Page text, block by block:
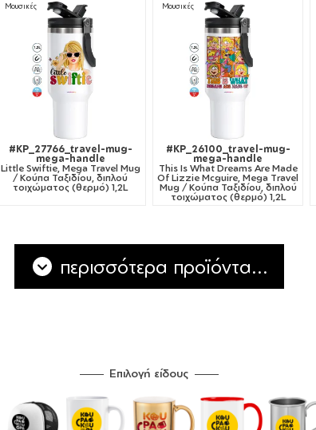
Μουσικές
#KP_27766_travel-mug-
mega-handle
Little Swiftie, Mega Travel Mug
/ Κούπα Ταξιδίου, διπλού
τοιχώματος (θερμό) 1,2L
Μουσικές
#KP_26100_travel-mug-
mega-handle
This Is What Dreams Are Made
Of Lizzie Mcguire, Mega Travel
Mug / Κούπα Ταξιδίου, διπλού
τοιχώματος (θερμό) 1,2L
περισσότερα προϊόντα...
Επιλογή είδους